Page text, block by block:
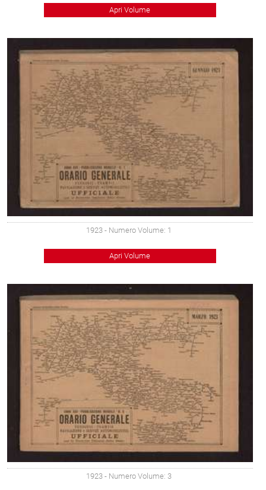
Apri Volume
1923 - Numero Volume: 1
Apri Volume
1923 - Numero Volume: 3